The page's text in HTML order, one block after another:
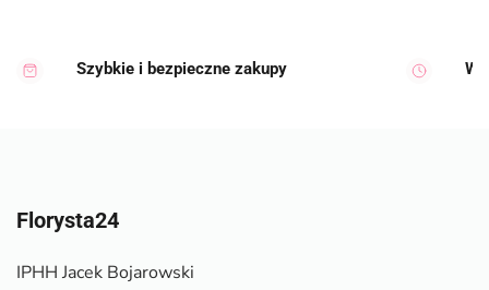
Szybkie i bezpieczne zakupy
Florysta24
IPHH Jacek Bojarowski